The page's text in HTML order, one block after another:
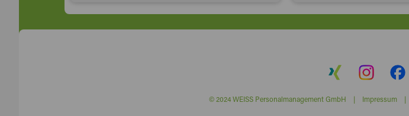
© 2024 WEISS Personalmanagement GmbH | Impressum|